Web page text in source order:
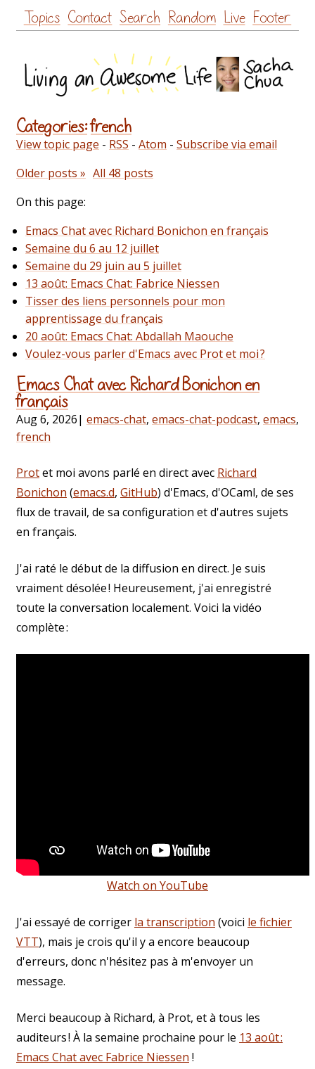
Skip
to
Topics Contact Search Random Live Footer
Categories: french
View topic page - RSS - Atom - Subscribe via email
Older posts » All 48 posts
On this page:
Emacs Chat avec Richard Bonichon en français
Semaine du 6 au 12 juillet
Semaine du 29 juin au 5 juillet
13 août: Emacs Chat: Fabrice Niessen
Tisser des liens personnels pour mon
apprentissage du français
20 août: Emacs Chat: Abdallah Maouche
Voulez-vous parler d'Emacs avec Prot et moi ?
Emacs Chat avec Richard Bonichon en
français
Aug 6, 2026| emacs-chat, emacs-chat-podcast, emacs,
french
Protet moi avons parlé en direct avec Richard
Bonichon (emacs.d, GitHub) d'Emacs, d'OCaml, de ses
flux de travail, de sa configuration et d'autres sujets
en français.
J'ai raté le début de la diffusion en direct. Je suis
vraiment désolée ! Heureusement, j'ai enregistré
toute la conversation localement. Voici la vidéo
complète :
Watch on YouTube
J'ai essayé de corriger la transcription (voici le fichier
VTT), mais je crois qu'il y a encore beaucoup
d'erreurs, donc n'hésitez pas à m'envoyer un
message.
Merci beaucoup à Richard, à Prot, et à tous les
auditeurs ! À la semaine prochaine pour le 13 août :
Emacs Chat avec Fabrice Niessen !